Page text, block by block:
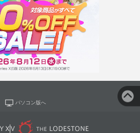
パソコン版へ